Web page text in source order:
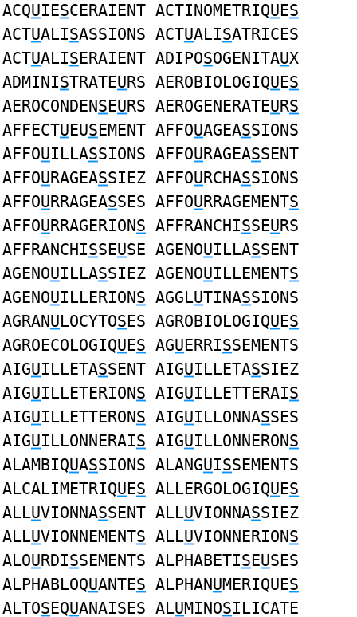
ACQUIESCERAIENT ACTINOMETRIQUES
ACTUALISASSIONS ACTUALISATRICES
ACTUALISERAIENT ADIPOSOGENITAUX
ADMINISTRATEURS AEROBIOLOGIQUES
AEROCONDENSEURS AEROGENERATEURS
AFFECTUEUSEMENT AFFOUAGEASSIONS
AFFOUILLASSIONS AFFOURAGEASSENT
AFFOURAGEASSIEZ AFFOURCHASSIONS
AFFOURRAGEASSES AFFOURRAGEMENTS
AFFOURRAGERIONS AFFRANCHISSEURS
AFFRANCHISSEUSE AGENOUILLASSENT
AGENOUILLASSIEZ AGENOUILLEMENTS
AGENOUILLERIONS AGGLUTINASSIONS
AGRANULOCYTOSES AGROBIOLOGIQUES
AGROECOLOGIQUES AGUERRISSEMENTS
AIGUILLETASSENT AIGUILLETASSIEZ
AIGUILLETERIONS AIGUILLETTERAIS
AIGUILLETTERONS AIGUILLONNASSES
AIGUILLONNERAIS AIGUILLONNERONS
ALAMBIQUASSIONS ALANGUISSEMENTS
ALCALIMETRIQUES ALLERGOLOGIQUES
ALLUVIONNASSENT ALLUVIONNASSIEZ
ALLUVIONNEMENTS ALLUVIONNERIONS
ALOURDISSEMENTS ALPHABETISEUSES
ALPHABLOQUANTES ALPHANUMERIQUES
ALTOSEQUANAISES ALUMINOSILICATE